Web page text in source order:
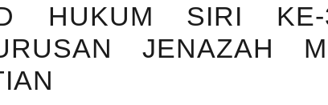
HUKUM SIRI
JENAZAH